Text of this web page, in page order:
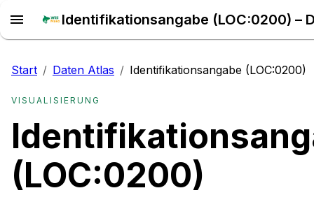
Start / Daten Atlas / Identifikationsangabe (LOC:0200)
VISUALISIERUNG
(LOC:0200)